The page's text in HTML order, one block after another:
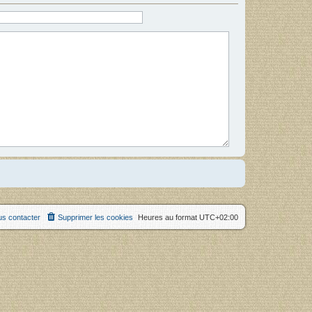
Heures au format UTC+02:00
Supprimer les cookies
contacter